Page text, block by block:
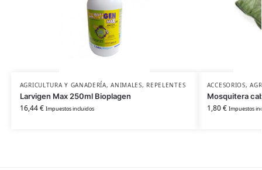
AGRICULTURA Y GANADERÍA,ANIMALES, REPELENTES
Larvigen Max 250ml Bioplagen
16,44€ Impuestos incluidos
ACCESORIOS,
Mosquitera
1,80€ Impuestos